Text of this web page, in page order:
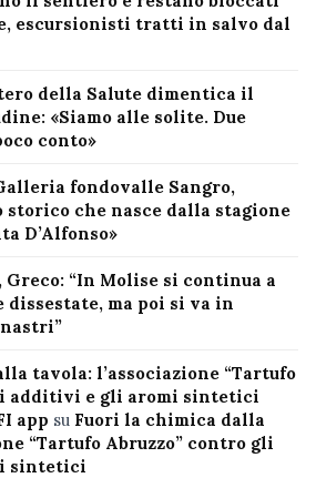
escursionisti tratti in salvo dal
della Salute dimentica il
«Siamo alle solite. Due
conto»
fondovalle Sangro,
storico che nasce dalla stagione
D’Alfonso»
Greco: “In Molise si continua a
dissestate, ma poi si va in
tavola: l’associazione “Tartufo
additivi e gli aromi sintetici
app su Fuori la chimica dalla
“Tartufo Abruzzo” contro gli
sintetici